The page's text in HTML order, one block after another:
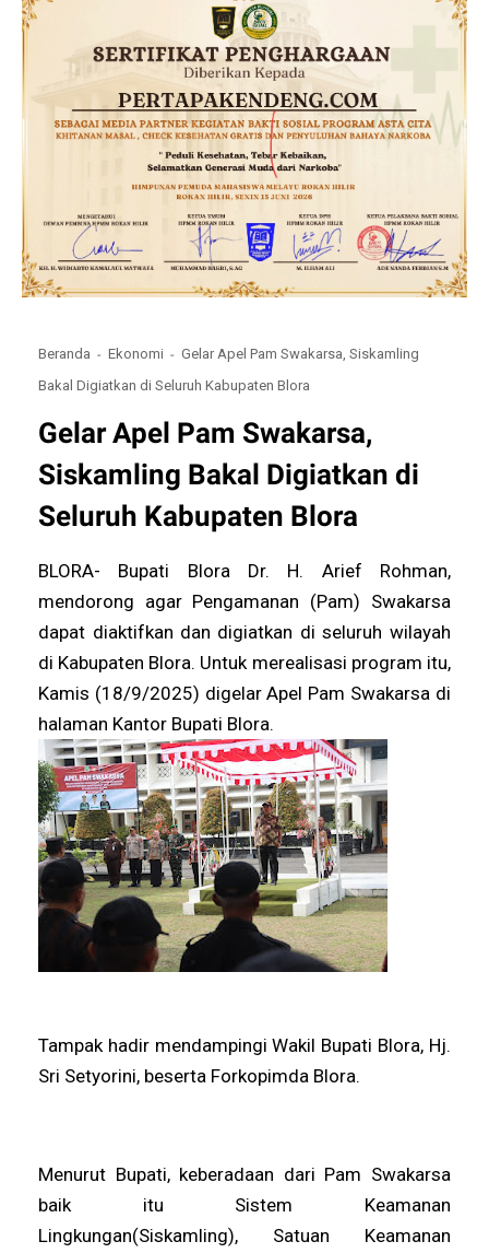
Beranda Ekonomi
Gelar Apel Pam Swakarsa, Siskamling
Bakal Digiatkan di Seluruh Kabupaten Blora
Gelar Apel Pam Swakarsa,
Siskamling Bakal Digiatkan di
Seluruh Kabupaten Blora
BLORA- Bupati Blora Dr. H. Arief Rohman,
mendorong agar Pengamanan (Pam) Swakarsa
dapat diaktifkan dan digiatkan di seluruh wilayah
di Kabupaten Blora. Untuk merealisasi program itu,
Kamis (18/9/2025) digelar Apel Pam Swakarsa di
halaman Kantor Bupati Blora.
Tampak hadir mendampingi Wakil Bupati Blora, Hj.
Sri Setyorini, beserta Forkopimda Blora.
Menurut Bupati, keberadaan dari Pam Swakarsa
baik itu Sistem Keamanan
Lingkungan(Siskamling), Satuan Keamanan